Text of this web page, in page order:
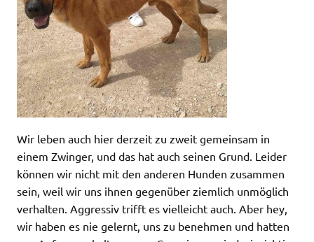
Wir leben auch hier derzeit zu zweit gemeinsam in
einem Zwinger, und das hat auch seinen Grund. Leider
können wir nicht mit den anderen Hunden zusammen
sein, weil wir uns ihnen gegenüber ziemlich unmöglich
verhalten. Aggressiv trifft es vielleicht auch. Aber hey,
wir haben es nie gelernt, uns zu benehmen und hatten